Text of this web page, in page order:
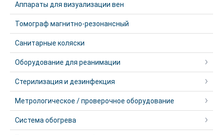
Аппараты для визуализации вен
Томограф магнитно-резонансный
Санитарные коляски
Оборудование для реанимации
Стерилизация и дезинфекция
Метрологическое / проверочное оборудование
Система обогрева